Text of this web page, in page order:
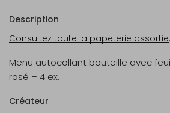
Description
Consultez toute la papeterie assortie.
Menu autocollant bouteille avec
rosé – 4 ex.
Créateur